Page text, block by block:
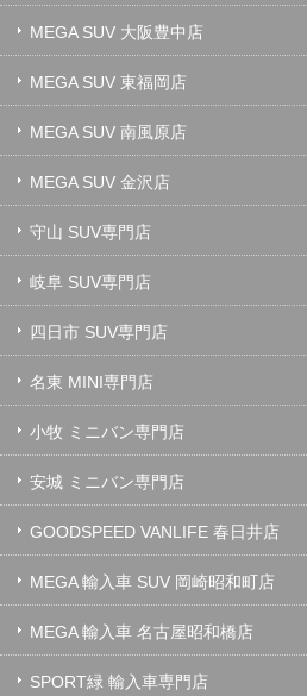
MEGA SUV 大阪豊中店
MEGA SUV 東福岡店
MEGA SUV 南風原店
MEGA SUV 金沢店
守山 SUV専門店
岐阜 SUV専門店
四日市 SUV専門店
名東 MINI専門店
小牧 ミニバン専門店
安城 ミニバン専門店
GOODSPEED VANLIFE 春日井店
MEGA 輸入車 SUV 岡崎昭和町店
MEGA 輸入車 名古屋昭和橋店
SPORT緑 輸入車専門店